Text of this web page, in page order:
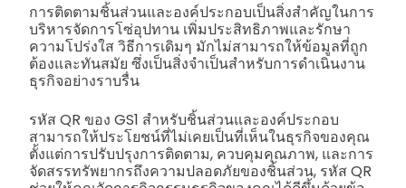
การติดตามชิ้นส่วนและองค์ประกอบเป็นสิ่งสําคัญในการ
บริหารจัดการโซ่อุปทาน เพิ่มประสิทธิภาพและรักษา
ความโปร่งใส วิธีการเดิมๆ มักไม่สามารถให้ข้อมูลที่ถูก
ต้องและทันสมัย ซึ่งเป็นสิ่งจำเป็นสําหรับการดำเนินงาน
ธุรกิจอย่างราบรื่น
รหัส QR ของ GS1 สำหรับชิ้นส่วนและองค์ประกอบ
สามารถให้ประโยชน์ที่ไม่เคยเป็นที่เห็นในธุรกิจของคุณ
ตั้งแต่การปรับปรุงการติดตาม, ควบคุมคุณภาพ, และการ
จัดสรรทรัพยากรถึงความปลอดภัยของชิ้นส่วน, รหัส QR